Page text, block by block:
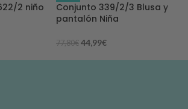
2 niño
Conjunto 339/2/3 Blusa y
pantalón Niña
77,80€ 44,99€